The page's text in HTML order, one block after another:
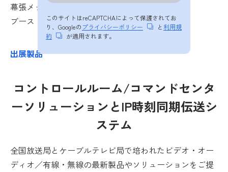
幕張メッセ
ブース #4U01
出展製品
コントロールルーム/コマンドセンタ
ーソリューションとIP時刻同期伝送シ
ステム
全国放送局とケーブルテレビ局で培われたビデオ・オー
ディオ／有線・無線の最新製品やソリューションをご提
このサイトはreCAPTCHAによって保護されてお
り、Googleの プライバシーポリシー と利用規
約
が適用されます。